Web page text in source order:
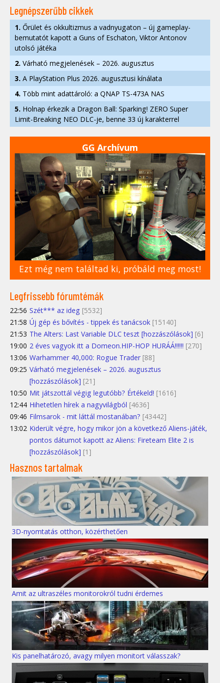
Legnépszerűbb cikkek
1. Őrület és okkultizmus a vadnyugaton – új gameplay-
bemutatót kapott a Guns of Eschaton, Viktor Antonov
utolsó játéka
2. Várható megjelenések – 2026. augusztus
3. A PlayStation Plus 2026. augusztusi kínálata
4. Több mint adattároló: a QNAP TS-473A NAS
5. Holnap érkezik a Dragon Ball: Sparking! ZERO Super
Limit-Breaking NEO DLC-je, benne 33 új karakterrel
GG Archívum
Ezt még nem találtad ki, próbáld meg most!
Legfrissebb fórumtémák
22:56 Szét*** az ideg [5532]
21:58 Új gép és bővítés - tippek és tanácsok [15140]
21:53 The Alters: Last Variable DLC teszt [hozzászólások] [6]
19:00 2 éves vagyok itt a Domeon.HIP-HOP HURÁÁ!!!!!! [270]
13:06 Warhammer 40,000: Rogue Trader [88]
09:25 Várható megjelenések – 2026. augusztus
[hozzászólások] [21]
10:50 Mit játszottál végig legutóbb? Értékeld! [1616]
12:44 Hihetetlen hírek a nagyvilágból [4636]
09:46 Filmsarok - mit láttál mostanában? [43442]
13:02 Kiderült végre, hogy mikor jön a következő Aliens-játék,
pontos dátumot kapott az Aliens: Fireteam Elite 2 is
[hozzászólások] [1]
Hasznos tartalmak
3D-nyomtatás otthon, közérthetően
Amit az ultraszéles monitorokról tudni érdemes
Kis panelhatározó, avagy milyen monitort válasszak?